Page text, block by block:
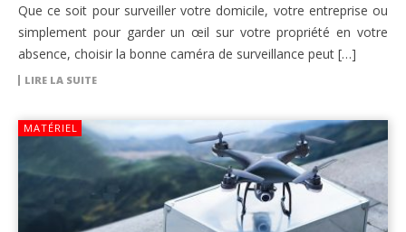
Que ce soit pour surveiller votre domicile, votre entreprise ou
simplement pour garder un œil sur votre propriété en votre
absence, choisir la bonne caméra de surveillance peut […]
LIRE LA SUITE
MATÉRIEL